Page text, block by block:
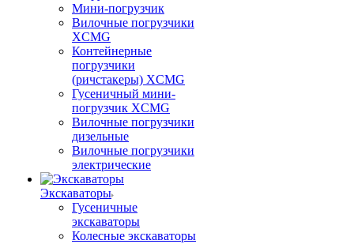
Мини-погрузчик
Вилочные погрузчики
XCMG
Контейнерные
погрузчики
(ричстакеры) XCMG
Гусеничный мини-
погрузчик XCMG
Вилочные погрузчики
дизельные
Вилочные погрузчики
электрические
Экскаваторы
Гусеничные
экскаваторы
Колесные экскаваторы